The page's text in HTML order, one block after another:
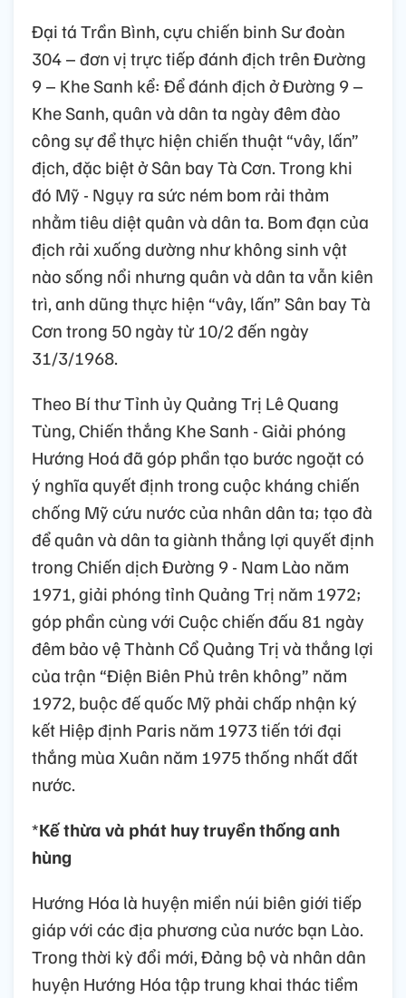
Đại tá Trần Bình, cựu chiến binh Sư đoàn
304 – đơn vị trực tiếp đánh địch trên Đường
9 – Khe Sanh kể: Để đánh địch ở Đường 9 –
Khe Sanh, quân và dân ta ngày đêm đào
công sự để thực hiện chiến thuật “vây, lấn”
địch, đặc biệt ở Sân bay Tà Cơn. Trong khi
đó Mỹ - Ngụy ra sức ném bom rải thảm
nhằm tiêu diệt quân và dân ta. Bom đạn của
địch rải xuống dường như không sinh vật
nào sống nổi nhưng quân và dân ta vẫn kiên
trì, anh dũng thực hiện “vây, lấn” Sân bay Tà
Cơn trong 50 ngày từ 10/2 đến ngày
31/3/1968.
Theo Bí thư Tỉnh ủy Quảng Trị Lê Quang
Tùng, Chiến thắng Khe Sanh - Giải phóng
Hướng Hoá đã góp phần tạo bước ngoặt có
ý nghĩa quyết định trong cuộc kháng chiến
chống Mỹ cứu nước của nhân dân ta; tạo đà
để quân và dân ta giành thắng lợi quyết định
trong Chiến dịch Đường 9 - Nam Lào năm
1971, giải phóng tỉnh Quảng Trị năm 1972;
góp phần cùng với Cuộc chiến đấu 81 ngày
đêm bảo vệ Thành Cổ Quảng Trị và thắng lợi
của trận “Điện Biên Phủ trên không” năm
1972, buộc đế quốc Mỹ phải chấp nhận ký
kết Hiệp định Paris năm 1973 tiến tới đại
thắng mùa Xuân năm 1975 thống nhất đất
nước.
*Kế thừa và phát huy truyền thống anh
hùng
H­ướng Hóa là huyện miền núi biên giới tiếp
giáp với các địa phương của nước bạn Lào.
Trong thời kỳ đổi mới, Đảng bộ và nhân dân
huyện Hướng Hóa tập trung khai thác tiềm